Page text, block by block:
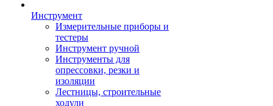
Инструмент
Измерительные приборы и
тестеры
Инструмент ручной
Инструменты для
опрессовки, резки и
изоляции
Лестницы, строительные
ходули